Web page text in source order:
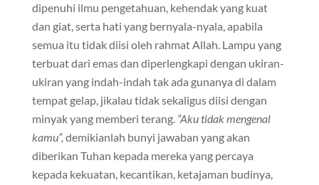
dipenuhi ilmu pengetahuan, kehendak yang kuat
dan giat, serta hati yang bernyala-nyala, apabila
semua itu tidak diisi oleh rahmat Allah. Lampu yang
terbuat dari emas dan diperlengkapi dengan ukiran-
ukiran yang indah-indah tak ada gunanya di dalam
tempat gelap, jikalau tidak sekaligus diisi dengan
minyak yang memberi terang. “Aku tidak mengenal
kamu”, demikianlah bunyi jawaban yang akan
diberikan Tuhan kepada mereka yang percaya
kepada kekuatan, kecantikan, ketajaman budinya,